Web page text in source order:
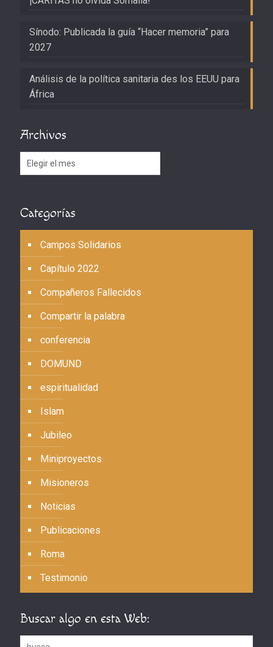
Sínodo: Publicada la guía “Hacer memoria” para
2027
Análisis de la política sanitaria des los EEUU para
África
Archivos
Archivos
Categorías
Campos Solidarios
Capítulo 2022
Compañeros Fallecidos
Compartir la palabra
conferencia
DOMUND
espiritualidad
Islam
Jubileo
Miniproyectos
Misioneros
Noticias
Publicaciones
Roma
Testimonio
Buscar algo en esta Web: